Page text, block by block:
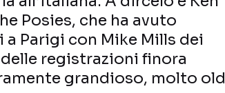
Posies, che ha avuto
Parigi con Mike Mills dei
delle registrazioni finora
grandioso, molto old